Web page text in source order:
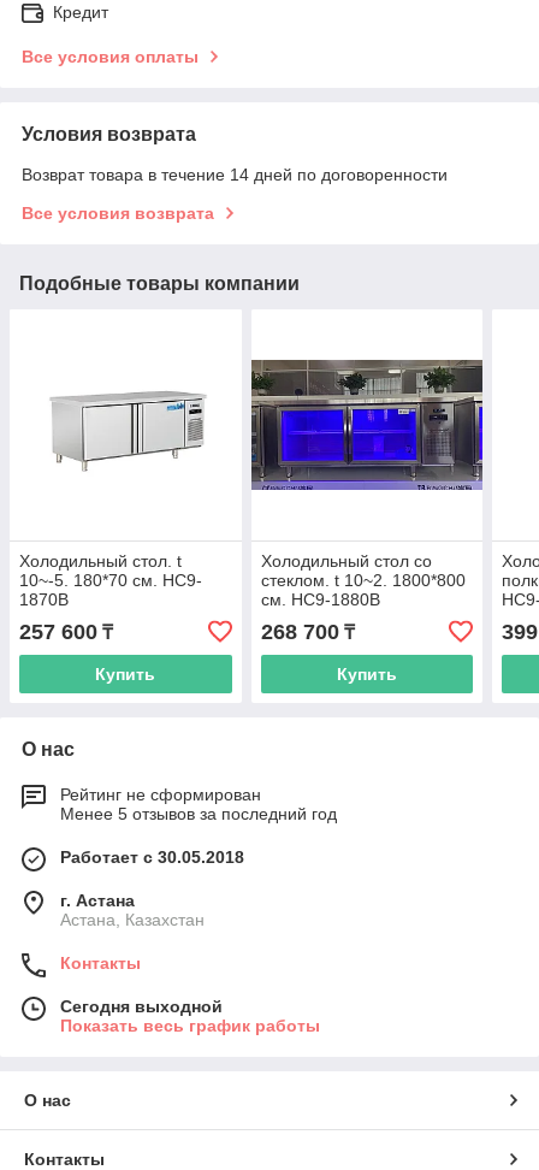
Кредит
Все условия оплаты
Условия возврата
Возврат товара в течение 14 дней по договоренности
Все условия возврата
Подобные товары компании
Холодильный стол. t
10~-5. 180*70 см. HC9-
1870B
257 600 ₸
Купить
Холодильный стол со
стеклом. t 10~2. 1800*800
см. HC9-1880B
268 700₸
Купить
О нас
Рейтинг не сформирован
Менее 5 отзывов за последний год
Работает с 30.05.2018
г. Астана
Астана, Казахстан
Контакты
Сегодня выходной
Показать весь график работы
О нас
Контакты